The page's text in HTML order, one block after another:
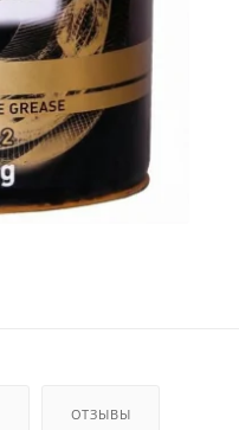
ОТЗЫВЫ